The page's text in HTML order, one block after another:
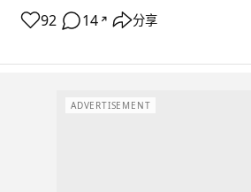
92 14 ↗ 分享
ADVERTISEMENT